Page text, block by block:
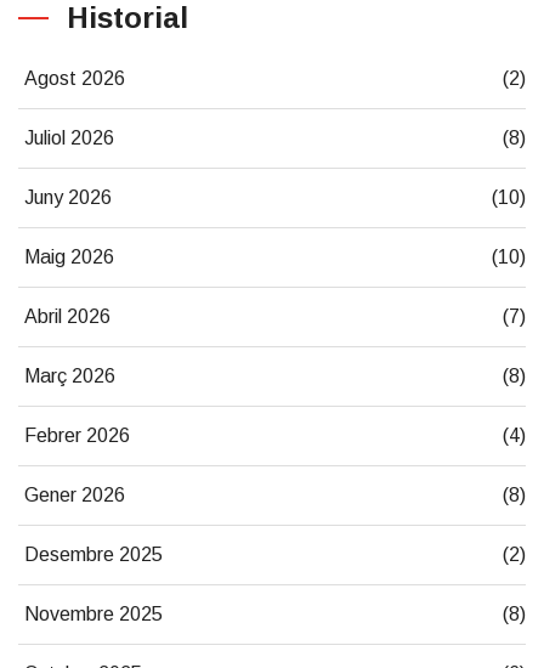
Historial
Agost 2026 (2)
Juliol 2026 (8)
Juny 2026 (10)
Maig 2026 (10)
Abril 2026 (7)
Març 2026 (8)
Febrer 2026 (4)
Gener 2026 (8)
Desembre 2025 (2)
Novembre 2025 (8)